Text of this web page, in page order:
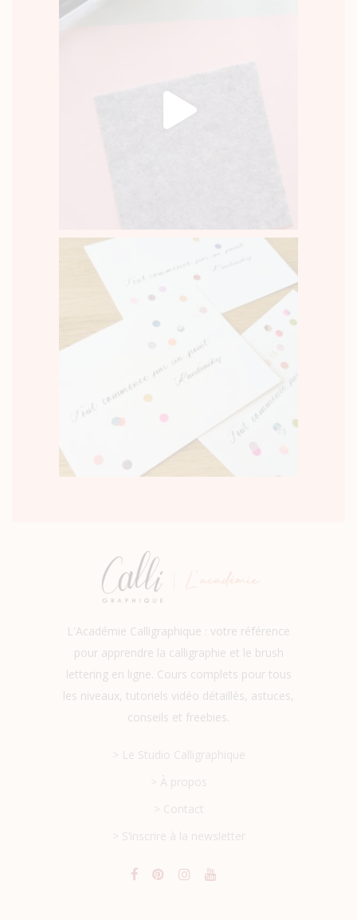
L'Académie Calligraphique : votre référence
pour apprendre la calligraphie et le brush
lettering en ligne. Cours complets pour tous
les niveaux, tutoriels vidéo détaillés, astuces,
conseils et freebies.
> Le Studio Calligraphique
> À propos
> Contact
> S’inscrire à la newsletter